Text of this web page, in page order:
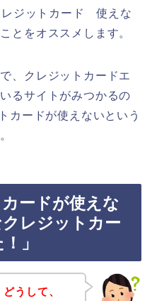
ジットカード 使えな
とをオススメします。
、クレジットカードエ
るサイトがみつかるの
カードが使えないという
ードが使えな
レジットカー
」
うして、